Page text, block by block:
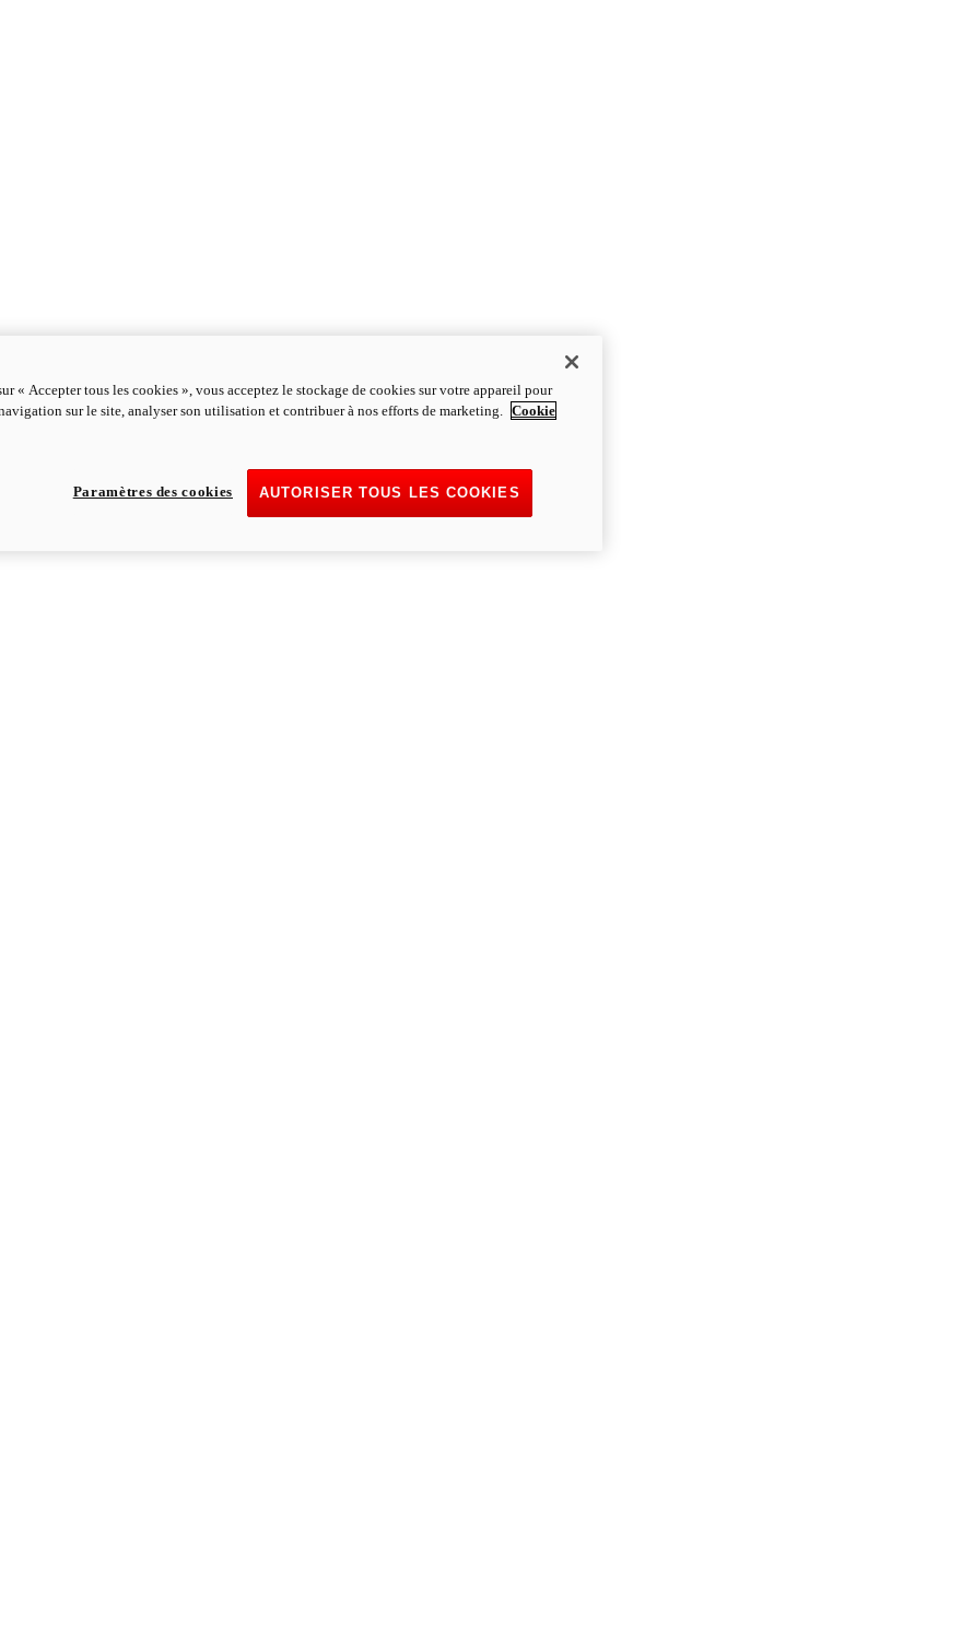
« Accepter tous les cookies », vous acceptez le stockage de cookies sur votre appareil pour
sur le site, analyser son utilisation et contribuer à nos efforts de marketing. Cookie
AUTORISER TOUS LES COOKIES
Paramètres des cookies